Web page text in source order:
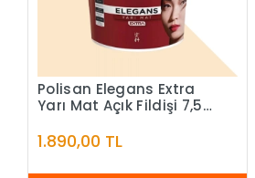
Polisan Elegans Extra
Yarı Mat Açık Fildişi 7,5
1.890,00 TL